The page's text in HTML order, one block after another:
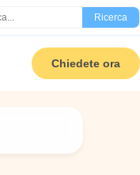
Ricerca
Chiedete ora